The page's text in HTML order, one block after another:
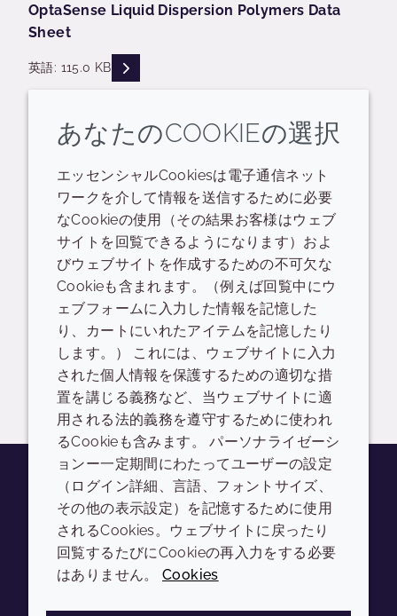
OptaSense Liquid Dispersion Polymers Data
Sheet
英語: 115.0 KB READ DESCRIPTIONS
Liquid Dispersion Polymers Data Sheet
英語: 325.0 KB READ DESCRIPTIONS
ログイン/登録
Liquid Dispersion Polymers
英語: 307.0 KB READ DESCRIPTIONS
ログイン/登録
YoutubeInstagramLinkedInTiktok
会社 LEGAL
あなたのCOOKIEの選択
エッセンシャルCookiesは電子通信ネット
ワークを介して情報を送信するために必要
なCookieの使用（その結果お客様はウェブ
サイトを回覧できるようになります）およ
びウェブサイトを作成するための不可欠な
Cookieも含まれます。（例えば回覧中にウ
ェブフォームに入力した情報を記憶した
り、カートにいれたアイテムを記憶したり
します。） これには、ウェブサイトに入力
された個人情報を保護するための適切な措
置を講じる義務など、当ウェブサイトに適
用される法的義務を遵守するために使われ
るCookieも含みます。 パーソナライゼーシ
ョンー一定期間にわたってユーザーの設定
（ログイン詳細、言語、フォントサイズ、
その他の表示設定）を記憶するために使用
されるCookies。ウェブサイトに戻ったり
回覧するたびにCookieの再入力をする必要
はありません。Cookies